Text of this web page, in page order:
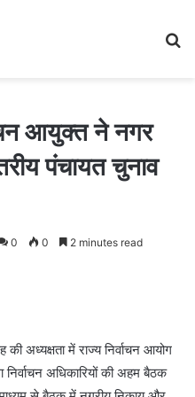
आयुक्त ने नगर
पंचायत चुनाव
0 0 2 minutes read
अध्यक्षता में राज्य निर्वाचन आयोग
अधिकारियों की अहम बैठक